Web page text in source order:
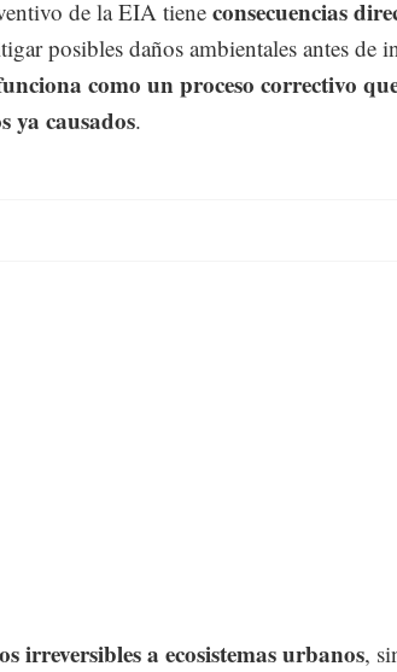
de la EIA tiene consecuencias
posibles daños ambientales antes de
como un proceso correctivo
ya causados.
irreversibles a ecosistemas urbanos,